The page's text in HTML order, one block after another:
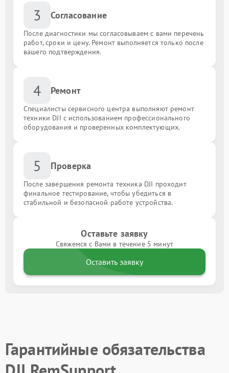
3 Согласование
После диагностики мы согласовываем с вами перечень
работ, сроки и цену. Ремонт выполняется только после
вашего подтверждения.
4 Ремонт
Специалисты сервисного центра выполняют ремонт
техники DJI с использованием профессионального
оборудования и проверенных комплектующих.
5 Проверка
После завершения ремонта техника DJI проходит
финальное тестирование, чтобы убедиться в
стабильной и безопасной работе устройства.
Оставьте заявку
Свяжемся с Вами в течение 5 минут
Оставить заявку
Гарантийные обязательства